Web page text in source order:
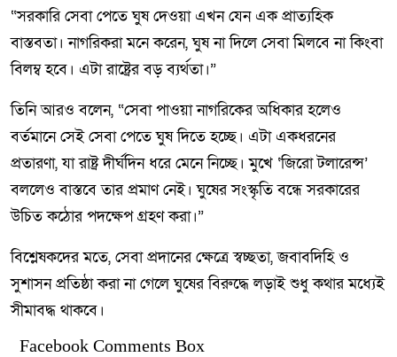
“সরকারি সেবা পেতে ঘুষ দেওয়া এখন যেন এক প্রাত্যহিক
বাস্তবতা। নাগরিকরা মনে করেন, ঘুষ না দিলে সেবা মিলবে না কিংবা
বিলম্ব হবে। এটা রাষ্ট্রের বড় ব্যর্থতা।”
তিনি আরও বলেন, “সেবা পাওয়া নাগরিকের অধিকার হলেও
বর্তমানে সেই সেবা পেতে ঘুষ দিতে হচ্ছে। এটা একধরনের
প্রতারণা, যা রাষ্ট্র দীর্ঘদিন ধরে মেনে নিচ্ছে। মুখে ‘জিরো টলারেন্স’
বললেও বাস্তবে তার প্রমাণ নেই। ঘুষের সংস্কৃতি বন্ধে সরকারের
উচিত কঠোর পদক্ষেপ গ্রহণ করা।”
বিশ্লেষকদের মতে, সেবা প্রদানের ক্ষেত্রে স্বচ্ছতা, জবাবদিহি ও
সুশাসন প্রতিষ্ঠা করা না গেলে ঘুষের বিরুদ্ধে লড়াই শুধু কথার মধ্যেই
সীমাবদ্ধ থাকবে।
Facebook Comments Box